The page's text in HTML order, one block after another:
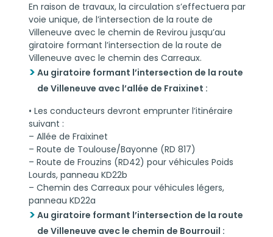
En raison de travaux, la circulation s’effectuera par
voie unique, de l’intersection de la route de
Villeneuve avec le chemin de Revirou jusqu’au
giratoire formant l’intersection de la route de
Villeneuve avec le chemin des Carreaux.
Au giratoire formant l’intersection de la route
de Villeneuve avec l’allée de Fraixinet :
• Les conducteurs devront emprunter l’itinéraire
suivant :
– Allée de Fraixinet
– Route de Toulouse/Bayonne (RD 817)
– Route de Frouzins (RD42) pour véhicules Poids
Lourds, panneau KD22b
– Chemin des Carreaux pour véhicules légers,
panneau KD22a
Au giratoire formant l’intersection de la route
de Villeneuve avec le chemin de Bourrouil :